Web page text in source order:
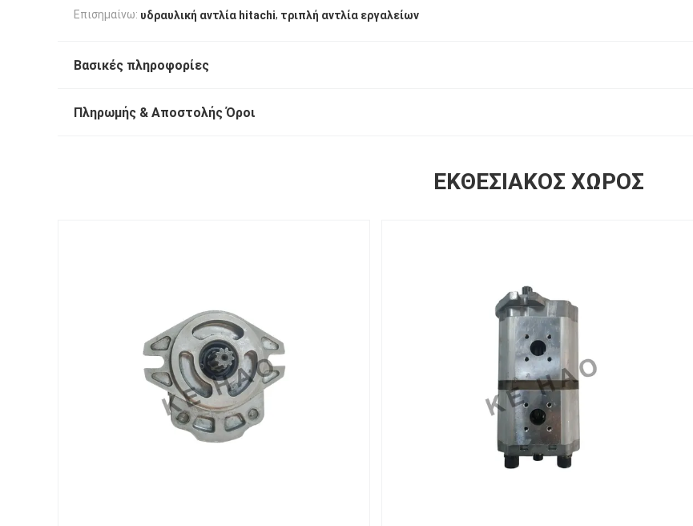
Επισημαίνω: υδραυλική αντλία hitachi, τριπλή αντλία εργαλείων
Βασικές πληροφορίες
Πληρωμής & Αποστολής Όροι
ΕΚΘΕΣΙΑΚΌΣ ΧΏΡΟΣ